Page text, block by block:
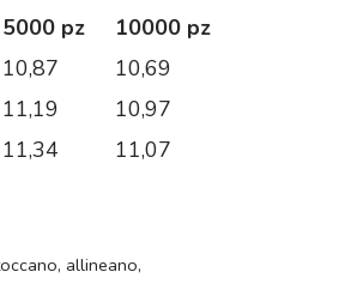
5000 pz
10000 pz
10,87
10,69
11,19
10,97
11,34 11,07
allineano,